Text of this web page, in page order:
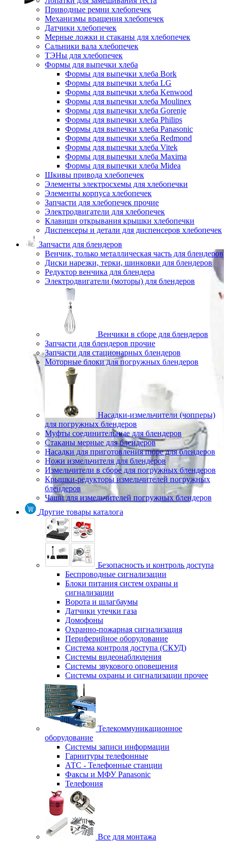
Приводные ремни хлебопечек
Механизмы вращения хлебопечек
Датчики хлебопечек
Мерные ложки и стаканы для хлебопечек
Сальники вала хлебопечек
ТЭНы для хлебопечек
Формы для выпечки хлеба
Формы для выпечки хлеба Bork
Формы для выпечки хлеба LG
Формы для выпечки хлеба Kenwood
Формы для выпечки хлеба Moulinex
Формы для выпечки хлеба Gorenje
Формы для выпечки хлеба Philips
Формы для выпечки хлеба Panasonic
Формы для выпечки хлеба Redmond
Формы для выпечки хлеба Vitek
Формы для выпечки хлеба Maxima
Формы для выпечки хлеба Midea
Шкивы привода хлебопечек
Элементы электросхемы для хлебопечки
Элементы корпуса хлебопечек
Запчасти для хлебопечек прочие
Электродвигатели для хлебопечек
Клавиши открывания крышки хлебопечки
Диспенсеры и детали для диспенсеров хлебопечек
Запчасти для блендеров
Венчик, только металлическая часть для блендеров
Диски нарезки, терки, шинковки для блендеров
Редуктор венчика для блендера
Электродвигатели (моторы) для блендеров
Венчики в сборе для блендеров
Запчасти для блендеров прочие
Запчасти для стационарных блендеров
Моторные блоки для погружных блендеров
Насадки-измельчители (чопперы)
для погружных блендеров
Муфты соединительные для блендеров
Стаканы мерные для блендеров
Насадки для приготовления пюре для блендеров
Ножи измельчителя для блендеров
Измельчители в сборе для погружных блендеров
Крышки-редукторы измельчителей погружных
блендеров
Чаши для измельчителей погружных блендеров
Другие товары каталога
Безопасность и контроль доступа
Беспроводные сигнализации
Блоки питания систем охраны и
сигнализации
Ворота и шлагбаумы
Датчики утечки газа
Домофоны
Охранно-пожарная сигнализация
Периферийное оборудование
Система контроля доступа (СКУД)
Системы видеонаблюдения
Системы звукового оповещения
Системы охраны и сигнализации прочее
Телекоммуникационное
оборудование
Системы записи информации
Гарнитуры телефонные
АТС - Телефонные станции
Факсы и МФУ Panasonic
Телефония
Все для монтажа